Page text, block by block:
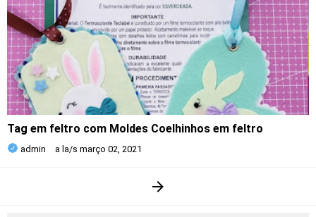
Tag em feltro com Moldes Coelhinhos em feltro
admin a la/s março 02, 2021